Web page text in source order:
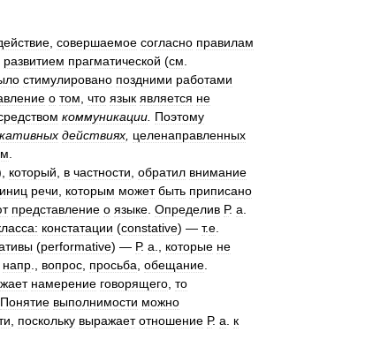
совершаемое согласно правилам
развитием прагматической (см
стимулировано поздними работами
о том что язык является не
коммуникации Поэтому
действиях целенаправленных
который в частности обратил внимание
речи которым может быть приписано
представление о языке Определив Р. а
констатации (constative) — т.е
(performative) — Р. а которые не
напр вопрос просьба обещание
намерение говорящего то
Понятие выполнимости можно
поскольку выражает отношение Р. а
к